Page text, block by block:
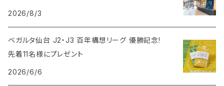
2026/8/3
ベガルタ仙台 J2・J3 百年構想リーグ 優勝記念!
先着11名様にプレゼント
2026/6/6